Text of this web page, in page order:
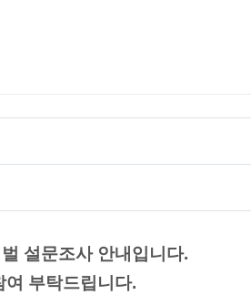
설문조사 안내입니다.
여 부탁드립니다.